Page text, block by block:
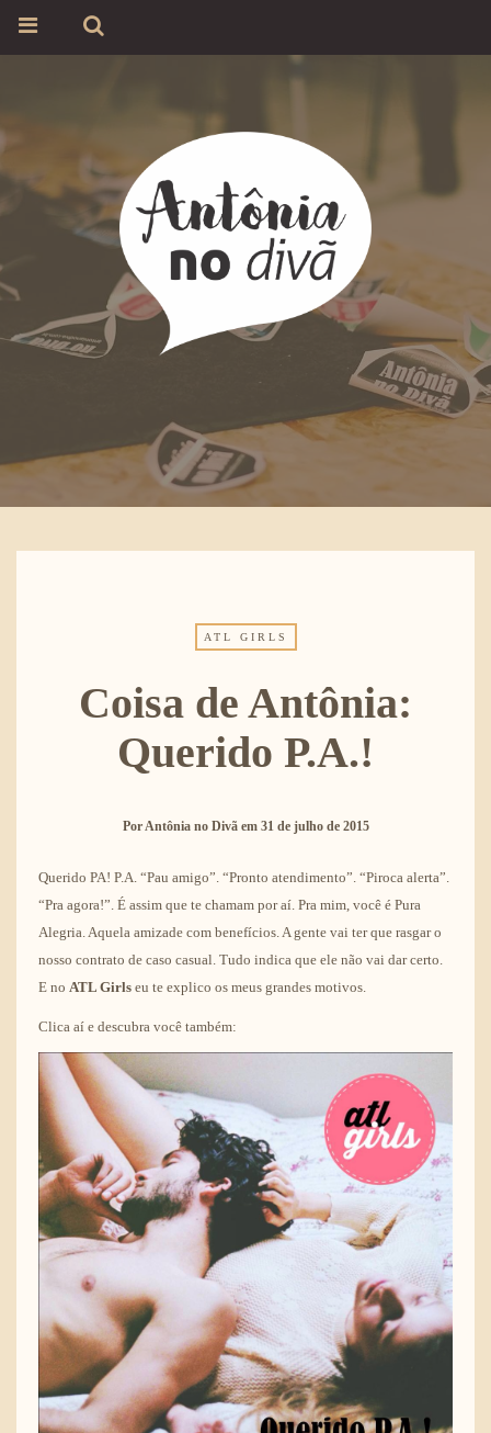
ATL GIRLS
Coisa de Antônia:
Querido P.A.!
PorAntônia no Divã em 31 de julho de 2015
Querido PA! P.A. “Pau amigo”. “Pronto atendimento”. “Piroca alerta”.
“Pra agora!”. É assim que te chamam por aí. Pra mim, você é Pura
Alegria. Aquela amizade com benefícios. A gente vai ter que rasgar o
nosso contrato de caso casual. Tudo indica que ele não vai dar certo.
E no ATL Girls eu te explico os meus grandes motivos.
Clica aí e descubra você também: